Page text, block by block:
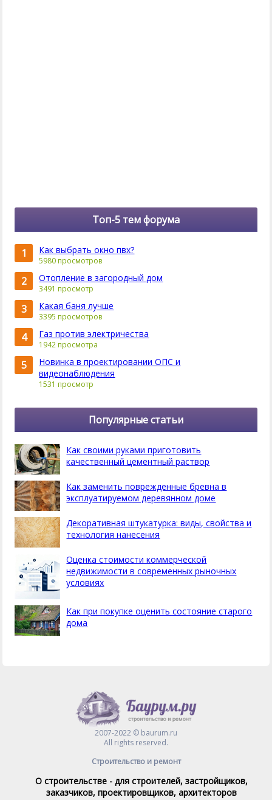
Топ-5 тем форума
1 Как выбрать окно пвх?
5980 просмотров
2 Отопление в загородный дом
3491 просмотр
3 Какая баня лучше
3395 просмотров
4 Газ против электричества
1942 просмотра
5
Новинка в проектировании ОПС и
видеонаблюдения
1531 просмотр
Популярные статьи
Как своими руками приготовить
качественный цементный раствор
Как заменить поврежденные бревна в
эксплуатируемом деревянном доме
Декоративная штукатурка: виды, свойства и
технология нанесения
Оценка стоимости коммерческой
недвижимости в современных рыночных
условиях
Как при покупке оценить состояние старого
дома
2007-2022 © baurum.ru
All rights reserved.
Строительство и ремонт
О строительстве - для строителей, застройщиков,
заказчиков, проектировщиков, архитекторов